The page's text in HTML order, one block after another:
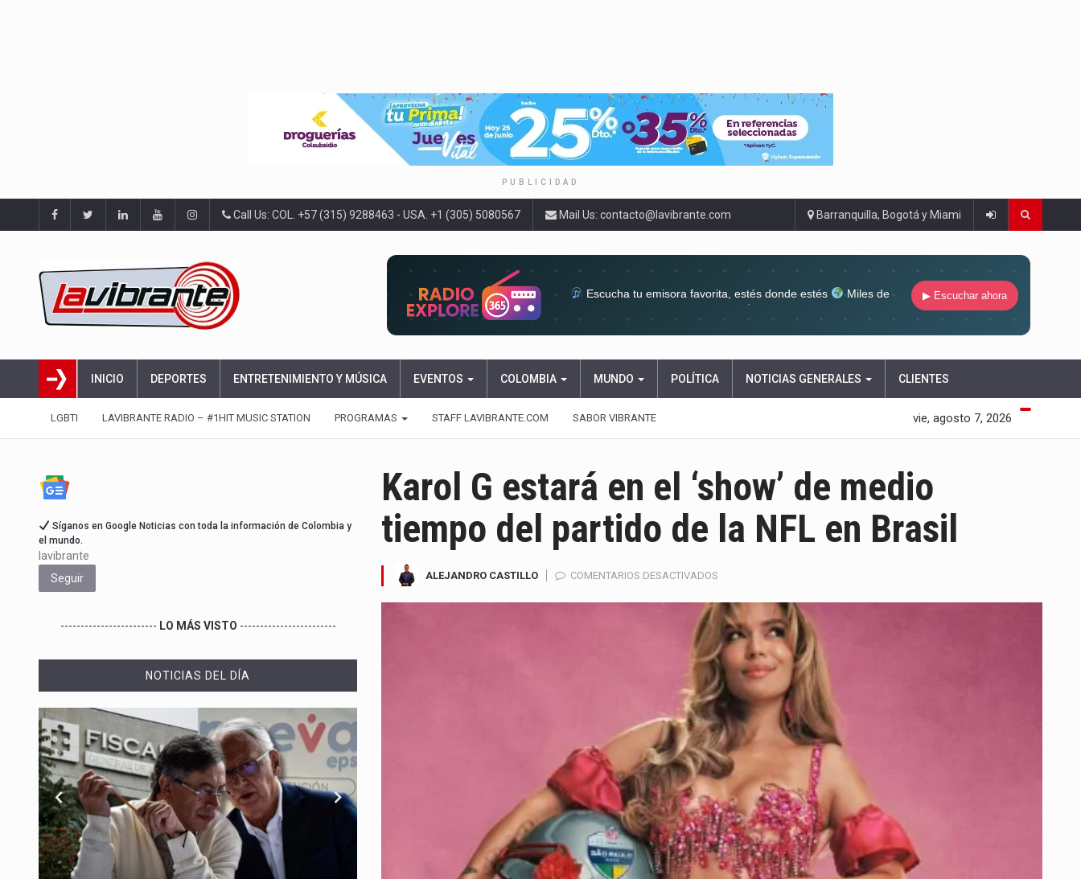
PUBLICIDAD
Call Us: COL. +57 (315) 9288463 - USA. +1 (305) 5080567 Mail Us: contacto@lavibrante.com Barranquilla, Bogotá y Miami
Escucha tu emisora favorita, estés donde estés
Miles de
▶ Escuchar ahora
INICIO DEPORTES ENTRETENIMIENTO Y MÚSICA EVENTOS COLOMBIA MUNDO POLÍTICA NOTICIAS GENERALES CLIENTES
LGBTI LAVIBRANTE RADIO – #1HIT MUSIC STATION PROGRAMAS STAFF LAVIBRANTE.COM SABOR VIBRANTE vie, agosto 7, 2026
Karol G estará en el ‘show’ de medio
tiempo del partido de la NFL en Brasil
ALEJANDRO CASTILLO COMENTARIOS DESACTIVADOS
G
ESTARÁ
EN
EL
‘SHOW’
DE
MEDIO
TIEMPO
DEL
PARTIDO
DE
NFL
EN
BRASIL
Síganos en Google Noticias con toda la información de Colombia y
el mundo.
lavibrante
Seguir
------------------------ LO MÁS VISTO ------------------------
NOTICIAS DEL DÍA